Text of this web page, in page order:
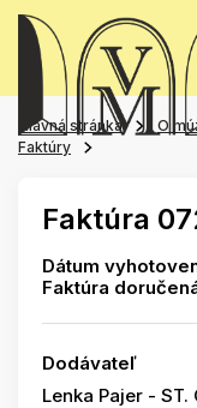
Hlavná stránka O
Faktúry
Faktúra
Dátum
Faktúra
Dodávateľ
Lenka Pajer - ST.